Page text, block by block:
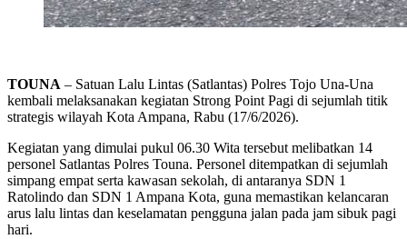
TOUNA – Satuan Lalu Lintas (Satlantas) Polres Tojo Una-Una
kembali melaksanakan kegiatan Strong Point Pagi di sejumlah titik
strategis wilayah Kota Ampana, Rabu (17/6/2026).
Kegiatan yang dimulai pukul 06.30 Wita tersebut melibatkan 14
personel Satlantas Polres Touna. Personel ditempatkan di sejumlah
simpang empat serta kawasan sekolah, di antaranya SDN 1
Ratolindo dan SDN 1 Ampana Kota, guna memastikan kelancaran
arus lalu lintas dan keselamatan pengguna jalan pada jam sibuk pagi
hari.